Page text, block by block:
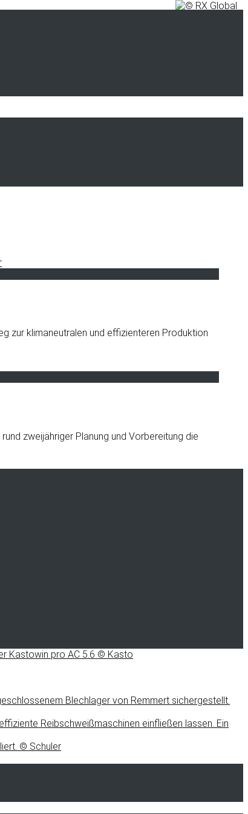
zur klimaneutralen und effizienteren Produktion
zweijähriger Planung und Vorbereitung die